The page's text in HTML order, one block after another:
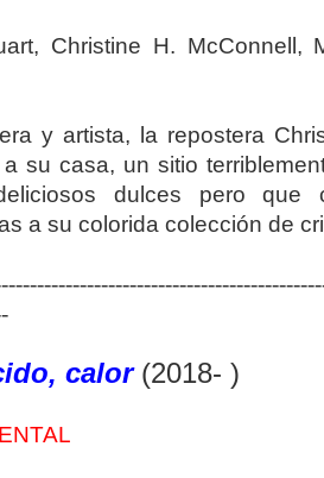
Christine H. McConnell,
y artista, la repostera
su casa, un sitio
dulces pero que
a su colorida colección de
calor (2018- )